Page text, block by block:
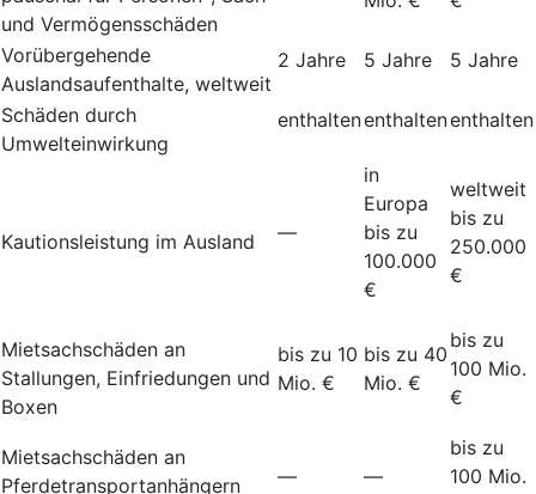
und Vermögensschäden
Vorübergehende
Auslandsaufenthalte, weltweit
2 Jahre 5 Jahre 5 Jahre
Schäden durch
Umwelteinwirkung
enthaltenenthaltenenthalten
Kautionsleistung im Ausland —
in
Europa
bis zu
100.000
€
weltweit
bis zu
250.000
€
Mietsachschäden an
Stallungen, Einfriedungen und
Boxen
bis zu 10
Mio. €
bis zu 40
Mio. €
bis zu
100 Mio.
€
Mietsachschäden an
Pferdetransportanhängern
— —
bis zu
100 Mio.